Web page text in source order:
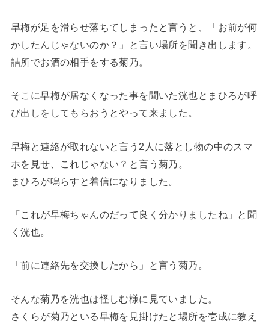
早梅が足を滑らせ落ちてしまったと言うと、「お前が何
かしたんじゃないのか？」と言い場所を聞き出します。
詰所でお酒の相手をする菊乃。
そこに早梅が居なくなった事を聞いた洸也とまひろが呼
び出しをしてもらおうとやって来ました。
早梅と連絡が取れないと言う2人に落とし物の中のスマ
ホを見せ、これじゃない？と言う菊乃。
まひろが鳴らすと着信になりました。
「これが早梅ちゃんのだって良く分かりましたね」と聞
く洸也。
「前に連絡先を交換したから」と言う菊乃。
そんな菊乃を洸也は怪しむ様に見ていました。
さくらが菊乃といる早梅を見掛けたと場所を壱成に教え